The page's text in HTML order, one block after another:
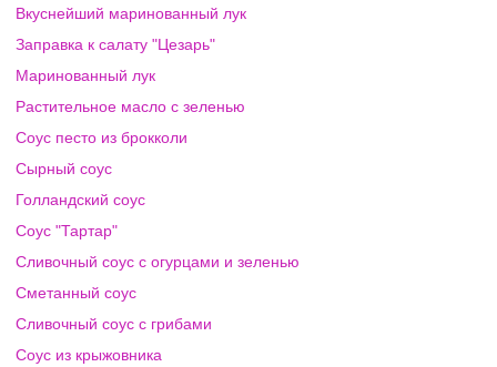
Вкуснейший маринованный лук
Заправка к салату "Цезарь"
Маринованный лук
Растительное масло с зеленью
Соус песто из брокколи
Сырный соус
Голландский соус
Соус "Тартар"
Сливочный соус с огурцами и зеленью
Сметанный соус
Сливочный соус с грибами
Соус из крыжовника